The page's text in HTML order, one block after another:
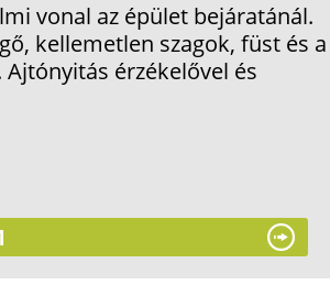
vonal az épület bejáratánál.
kellemetlen szagok, füst és a
érzékelővel és